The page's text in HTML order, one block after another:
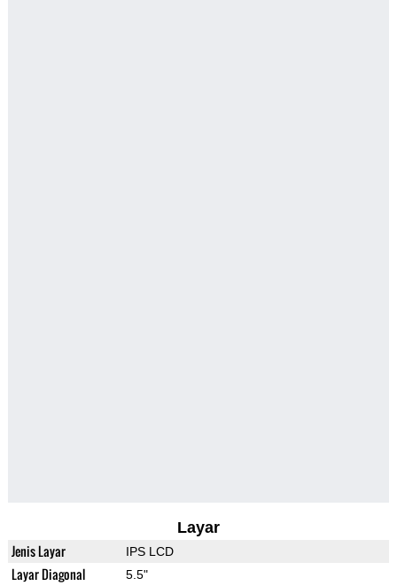
Layar
Jenis Layar IPS LCD
Layar Diagonal 5.5"